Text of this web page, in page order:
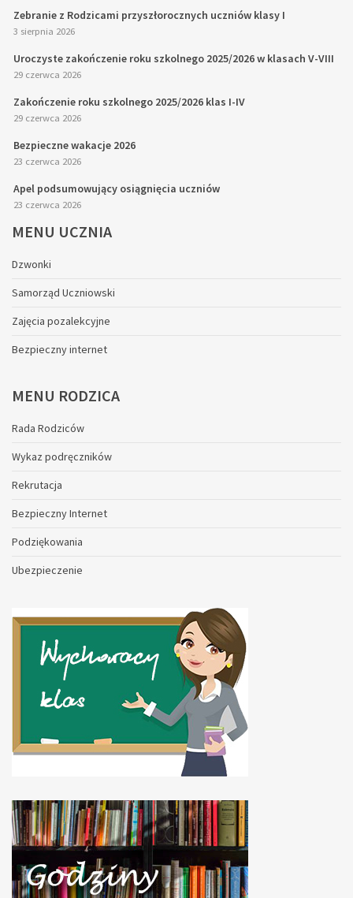
Zebranie z Rodzicami przyszłorocznych uczniów klasy I
3 sierpnia 2026
Uroczyste zakończenie roku szkolnego 2025/2026 w klasach V-VIII
29 czerwca 2026
Zakończenie roku szkolnego 2025/2026 klas I-IV
29 czerwca 2026
Bezpieczne wakacje 2026
23 czerwca 2026
Apel podsumowujący osiągnięcia uczniów
23 czerwca 2026
MENU UCZNIA
Dzwonki
Samorząd Uczniowski
Zajęcia pozalekcyjne
Bezpieczny internet
MENU RODZICA
Rada Rodziców
Wykaz podręczników
Rekrutacja
Bezpieczny Internet
Podziękowania
Ubezpieczenie